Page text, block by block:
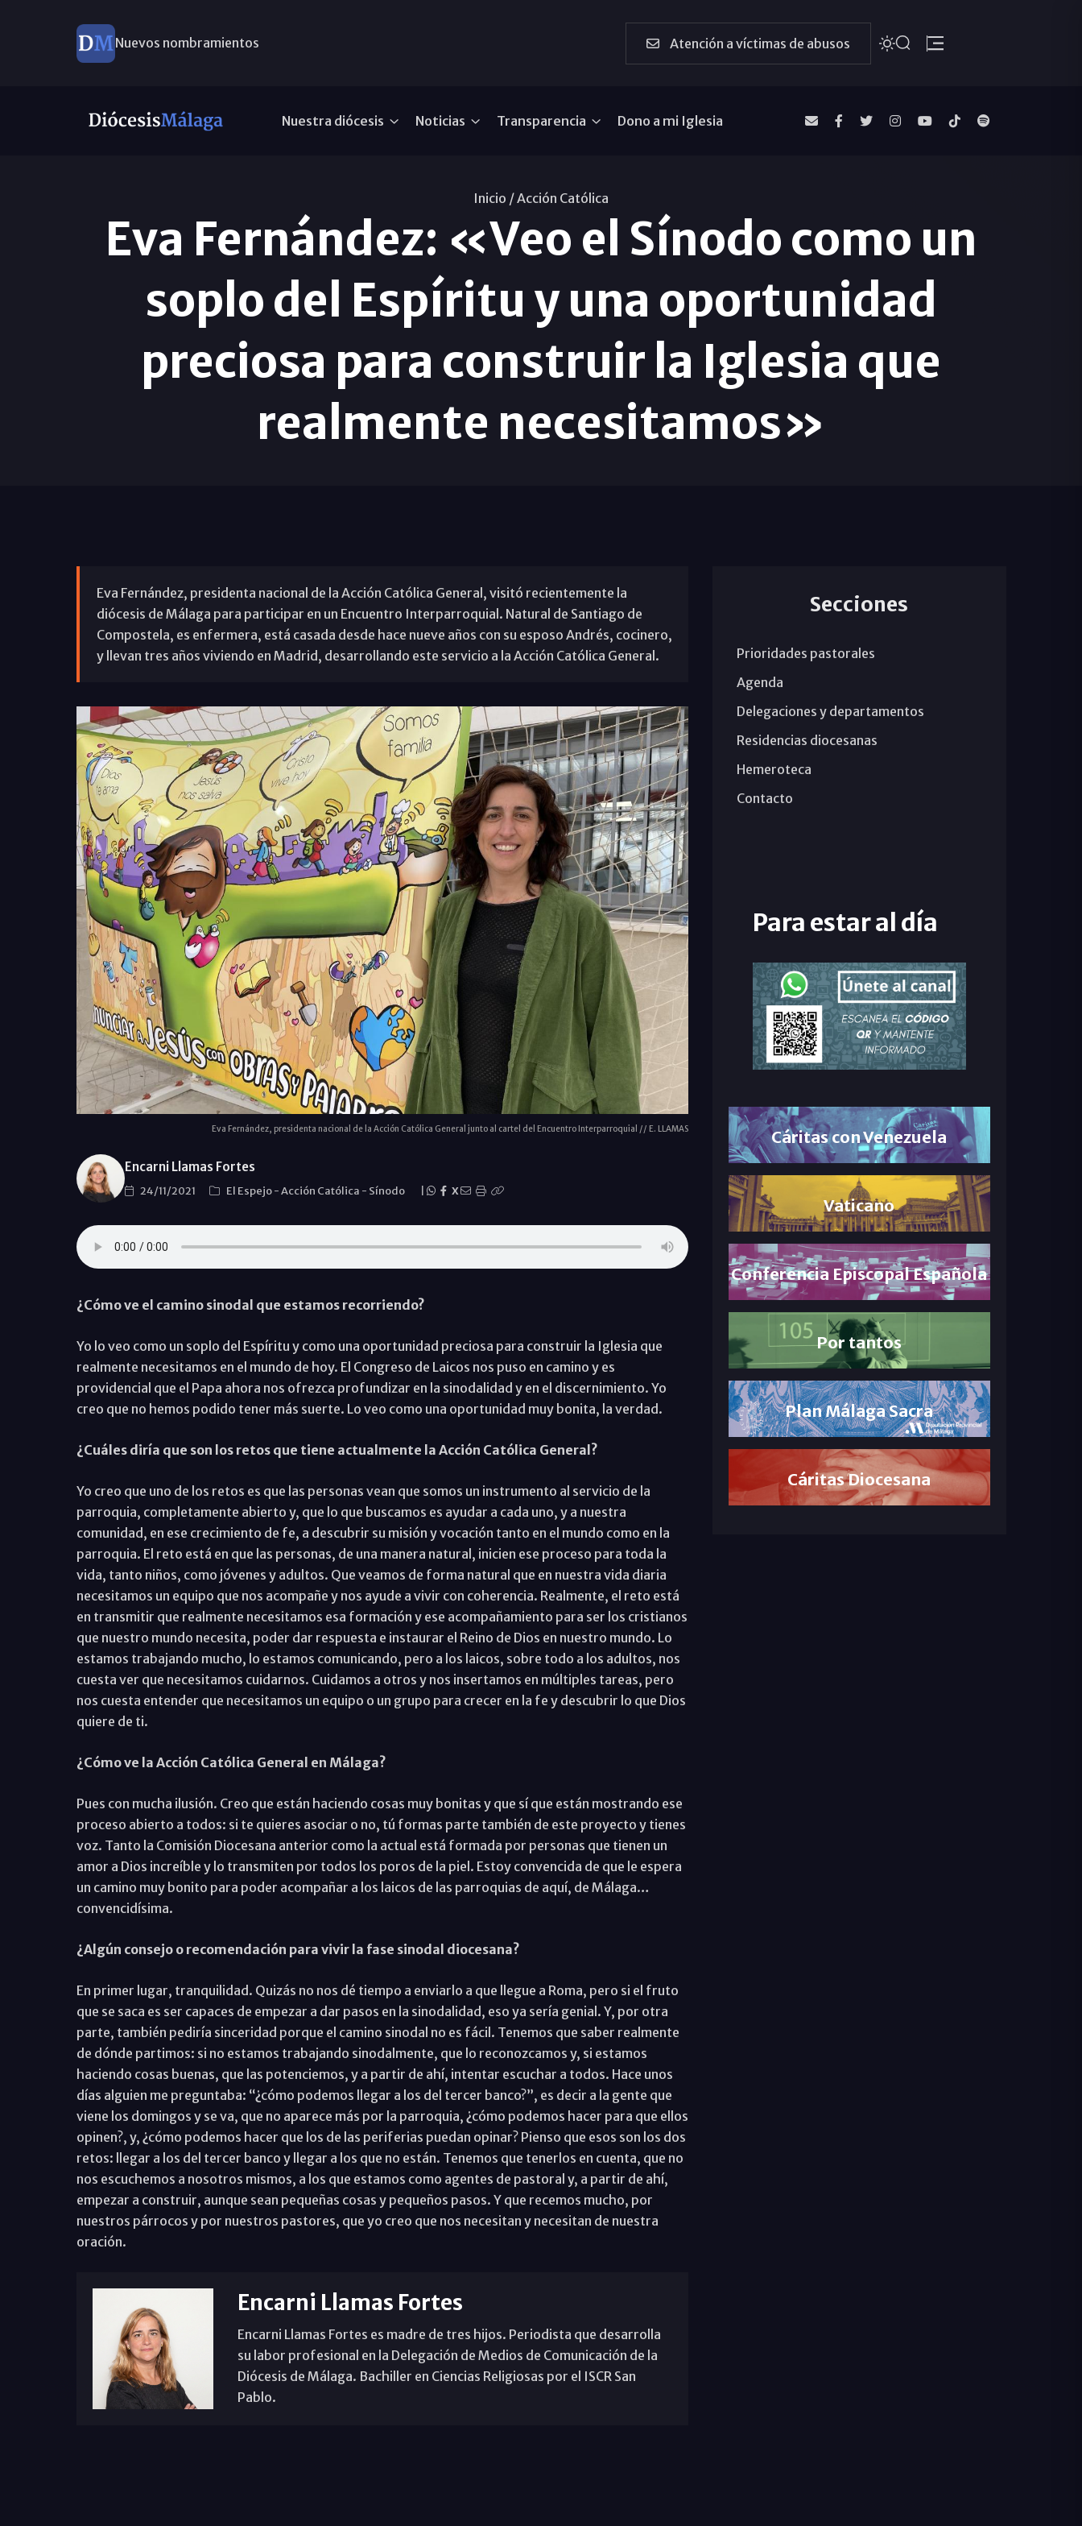
Nuevos nombramientos Atención a víctimas de abusos
Nuestra diócesis Noticias Transparencia Dono a mi Iglesia
Inicio /Acción Católica
Eva Fernández: «Veo el Sínodo como un
soplo del Espíritu y una oportunidad
preciosa para construir la Iglesia que
realmente necesitamos»
Eva Fernández, presidenta nacional de la Acción Católica General, visitó recientemente la
diócesis de Málaga para participar en un Encuentro Interparroquial. Natural de Santiago de
Compostela, es enfermera, está casada desde hace nueve años con su esposo Andrés, cocinero,
y llevan tres años viviendo en Madrid, desarrollando este servicio a la Acción Católica General.
Eva Fernández, presidenta nacional de la Acción Católica General junto al cartel del Encuentro Interparroquial // E. LLAMAS
Encarni Llamas Fortes
24/11/2021 El Espejo-Acción Católica - Sínodo X
¿Cómo ve el camino sinodal que estamos recorriendo?
Yo lo veo como un soplo del Espíritu y como una oportunidad preciosa para construir la Iglesia que
realmente necesitamos en el mundo de hoy. El Congreso de Laicos nos puso en camino y es
providencial que el Papa ahora nos ofrezca profundizar en la sinodalidad y en el discernimiento. Yo
creo que no hemos podido tener más suerte. Lo veo como una oportunidad muy bonita, la verdad.
¿Cuáles diría que son los retos que tiene actualmente la Acción Católica General?
Yo creo que uno de los retos es que las personas vean que somos un instrumento al servicio de la
parroquia, completamente abierto y, que lo que buscamos es ayudar a cada uno, y a nuestra
comunidad, en ese crecimiento de fe, a descubrir su misión y vocación tanto en el mundo como en la
parroquia. El reto está en que las personas, de una manera natural, inicien ese proceso para toda la
vida, tanto niños, como jóvenes y adultos. Que veamos de forma natural que en nuestra vida diaria
necesitamos un equipo que nos acompañe y nos ayude a vivir con coherencia. Realmente, el reto está
en transmitir que realmente necesitamos esa formación y ese acompañamiento para ser los cristianos
que nuestro mundo necesita, poder dar respuesta e instaurar el Reino de Dios en nuestro mundo. Lo
estamos trabajando mucho, lo estamos comunicando, pero a los laicos, sobre todo a los adultos, nos
cuesta ver que necesitamos cuidarnos. Cuidamos a otros y nos insertamos en múltiples tareas, pero
nos cuesta entender que necesitamos un equipo o un grupo para crecer en la fe y descubrir lo que Dios
quiere de ti.
¿Cómo ve la Acción Católica General en Málaga?
Pues con mucha ilusión. Creo que están haciendo cosas muy bonitas y que sí que están mostrando ese
proceso abierto a todos: si te quieres asociar o no, tú formas parte también de este proyecto y tienes
voz. Tanto la Comisión Diocesana anterior como la actual está formada por personas que tienen un
amor a Dios increíble y lo transmiten por todos los poros de la piel. Estoy convencida de que le espera
un camino muy bonito para poder acompañar a los laicos de las parroquias de aquí, de Málaga…
convencidísima.
¿Algún consejo o recomendación para vivir la fase sinodal diocesana?
En primer lugar, tranquilidad. Quizás no nos dé tiempo a enviarlo a que llegue a Roma, pero si el fruto
que se saca es ser capaces de empezar a dar pasos en la sinodalidad, eso ya sería genial. Y, por otra
parte, también pediría sinceridad porque el camino sinodal no es fácil. Tenemos que saber realmente
de dónde partimos: si no estamos trabajando sinodalmente, que lo reconozcamos y, si estamos
haciendo cosas buenas, que las potenciemos, y a partir de ahí, intentar escuchar a todos. Hace unos
días alguien me preguntaba: “¿cómo podemos llegar a los del tercer banco?”, es decir a la gente que
viene los domingos y se va, que no aparece más por la parroquia, ¿cómo podemos hacer para que ellos
opinen?, y, ¿cómo podemos hacer que los de las periferias puedan opinar? Pienso que esos son los dos
retos: llegar a los del tercer banco y llegar a los que no están. Tenemos que tenerlos en cuenta, que no
nos escuchemos a nosotros mismos, a los que estamos como agentes de pastoral y, a partir de ahí,
empezar a construir, aunque sean pequeñas cosas y pequeños pasos. Y que recemos mucho, por
nuestros párrocos y por nuestros pastores, que yo creo que nos necesitan y necesitan de nuestra
oración.
Encarni Llamas Fortes
Encarni Llamas Fortes es madre de tres hijos. Periodista que desarrolla
su labor profesional en la Delegación de Medios de Comunicación de la
Diócesis de Málaga. Bachiller en Ciencias Religiosas por el ISCR San
Pablo.
Secciones
Prioridades pastorales
Agenda
Delegaciones y departamentos
Residencias diocesanas
Hemeroteca
Contacto
Para estar al día
Cáritas con Venezuela
Vaticano
Conferencia Episcopal Española
Por tantos
Plan Málaga Sacra
Cáritas Diocesana